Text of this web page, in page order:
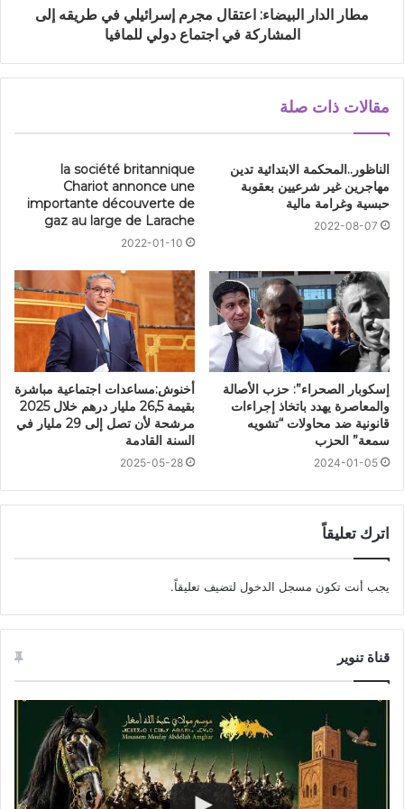
مطار الدار البيضاء: اعتقال مجرم إسرائيلي في طريقه إلى
المشاركة في اجتماع دولي للمافيا
مقالات ذات صلة
الناظور..المحكمة الابتدائية تدين
مهاجرين غير شرعيين بعقوبة
حبسية وغرامة مالية
2022-08-07
la société britannique
Chariot annonce une
importante découverte de
gaz au large de Larache
2022-01-10
إسكوبار الصحراء”: حزب الأصالة
والمعاصرة يهدد باتخاذ إجراءات
قانونية ضد محاولات “تشويه
سمعة” الحزب
2024-01-05
أخنوش:مساعدات اجتماعية مباشرة
بقيمة 26,5 مليار درهم خلال 2025
مرشحة لأن تصل إلى 29 مليار في
السنة القادمة
2025-05-28
اترك تعليقاً
يجب أنت تكون مسجل الدخول لتضيف تعليقاً.
قناة تنوير